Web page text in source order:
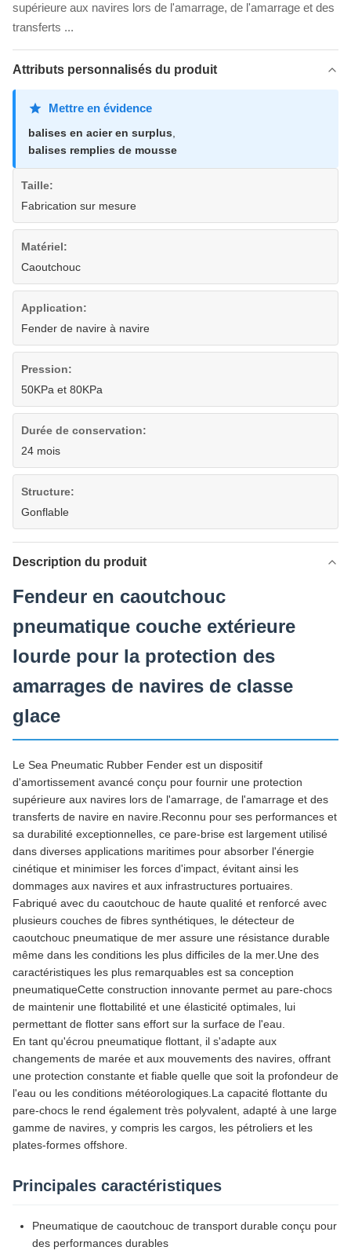
supérieure aux navires lors de l'amarrage, de l'amarrage et des
transferts ...
Attributs personnalisés du produit
Mettre en évidence
balises en acier en surplus
balises remplies de mousse
Taille:
Fabrication sur mesure
Matériel:
Caoutchouc
Application:
Fender de navire à navire
Pression:
50KPa et 80KPa
Durée de conservation:
24 mois
Structure:
Gonflable
Description du produit
Fendeur en caoutchouc
pneumatique couche extérieure
lourde pour la protection des
amarrages de navires de classe
glace
Le Sea Pneumatic Rubber Fender est un dispositif
d'amortissement avancé conçu pour fournir une protection
supérieure aux navires lors de l'amarrage, de l'amarrage et des
transferts de navire en navire.Reconnu pour ses performances et
sa durabilité exceptionnelles, ce pare-brise est largement utilisé
dans diverses applications maritimes pour absorber l'énergie
cinétique et minimiser les forces d'impact, évitant ainsi les
dommages aux navires et aux infrastructures portuaires.
Fabriqué avec du caoutchouc de haute qualité et renforcé avec
plusieurs couches de fibres synthétiques, le détecteur de
caoutchouc pneumatique de mer assure une résistance durable
même dans les conditions les plus difficiles de la mer.Une des
caractéristiques les plus remarquables est sa conception
pneumatiqueCette construction innovante permet au pare-chocs
de maintenir une flottabilité et une élasticité optimales, lui
permettant de flotter sans effort sur la surface de l'eau.
En tant qu'écrou pneumatique flottant, il s'adapte aux
changements de marée et aux mouvements des navires, offrant
une protection constante et fiable quelle que soit la profondeur de
l'eau ou les conditions météorologiques.La capacité flottante du
pare-chocs le rend également très polyvalent, adapté à une large
gamme de navires, y compris les cargos, les pétroliers et les
plates-formes offshore.
Principales caractéristiques
Pneumatique de caoutchouc de transport durable conçu pour
des performances durables